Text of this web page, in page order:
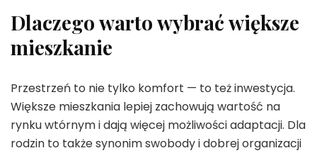
Dlaczego warto wybrać większe
mieszkanie
Przestrzeń to nie tylko komfort — to też inwestycja.
Większe mieszkania lepiej zachowują wartość na
rynku wtórnym i dają więcej możliwości adaptacji. Dla
rodzin to także synonim swobody i dobrej organizacji